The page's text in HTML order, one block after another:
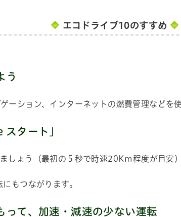
🔷 エコドライブ10のすすめ 🔷
う
ーション、インターネットの燃費管理などを
タート」
しょう（最初の５秒で時速20Km程度が目安）
もつながります。
って、加速・減速の少ない運転